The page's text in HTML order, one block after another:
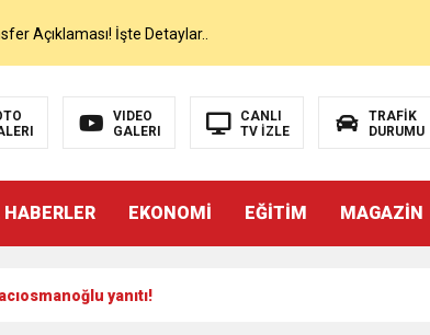
Açıklaması! İşte Detaylar..
İlk Sözleri!
Yayında Transferi Açıkladı
VIDEO
GALERI
CANLI
TV İZLE
TRAFİK
DURUMU
HABERLER EKONOMİ EĞİTİM MAGAZİN
yanıtı!